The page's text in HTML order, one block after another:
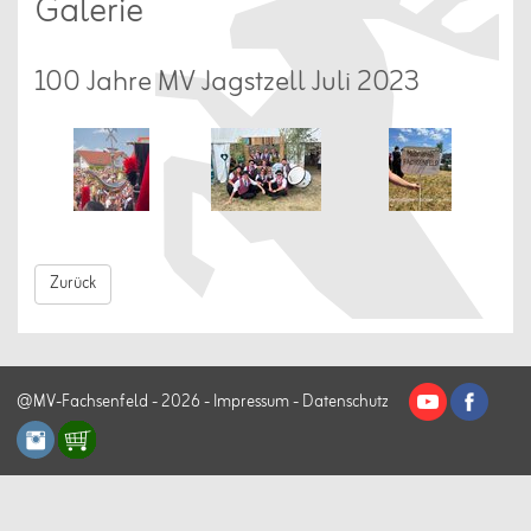
100 Jahre MV Jagstzell Juli 2023
Zurück
@MV-Fachsenfeld - 2026 -Impressum-Datenschutz